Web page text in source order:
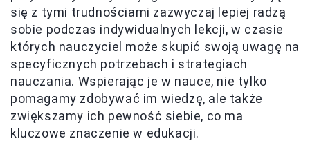
się z tymi trudnościami zazwyczaj lepiej radzą
sobie podczas indywidualnych lekcji, w czasie
których nauczyciel może skupić swoją uwagę na
specyficznych potrzebach i strategiach
nauczania. Wspierając je w nauce, nie tylko
pomagamy zdobywać im wiedzę, ale także
zwiększamy ich pewność siebie, co ma
kluczowe znaczenie w edukacji.